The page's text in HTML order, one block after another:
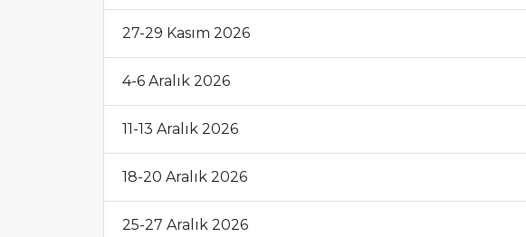
27-29 Kasım 2026
4-6 Aralık 2026
11-13 Aralık 2026
18-20 Aralık 2026
25-27 Aralık 2026